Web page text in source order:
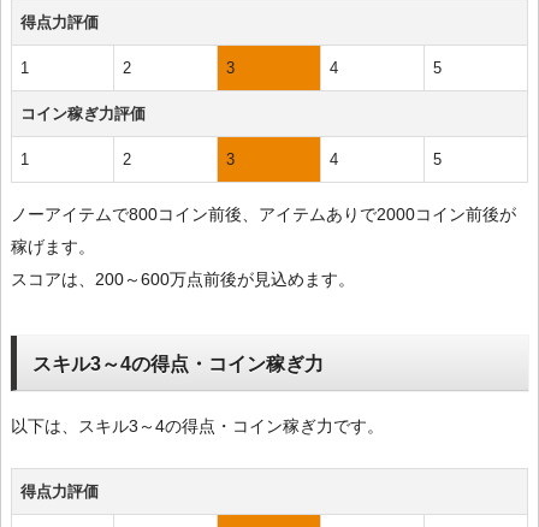
得点力評価
1 2 3 4 5
コイン稼ぎ力評価
1 2 3 4 5
ノーアイテムで800コイン前後、アイテムありで2000コイン前後が
稼げます。
スコアは、200～600万点前後が見込めます。
スキル3～4の得点・コイン稼ぎ力
以下は、スキル3～4の得点・コイン稼ぎ力です。
得点力評価